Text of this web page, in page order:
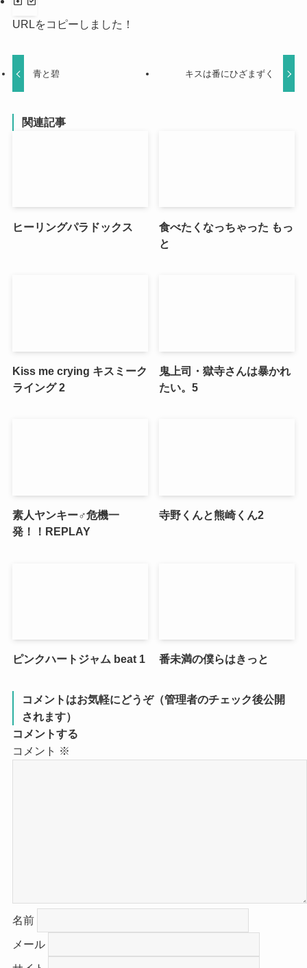
URLをコピーしました！
青と碧 キスは番にひざまずく
関連記事
ヒーリングパラドックス
食べたくなっちゃった もっ
と
Kiss me crying キスミーク
ライング 2
鬼上司・獄寺さんは暴かれ
たい。5
素人ヤンキー♂危機一
発！！REPLAY
寺野くんと熊崎くん2
ピンクハートジャム beat 1 番未満の僕らはきっと
コメントはお気軽にどうぞ（管理者のチェック後公開
されます）
コメントする
コメント ※
名前
メール